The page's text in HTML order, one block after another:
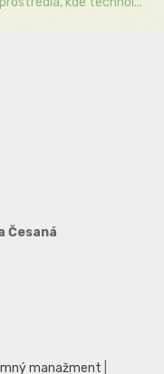
Česaná
manažment